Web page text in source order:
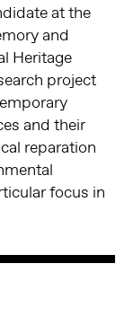
at the
and
Heritage
project
and their
reparation
focus in